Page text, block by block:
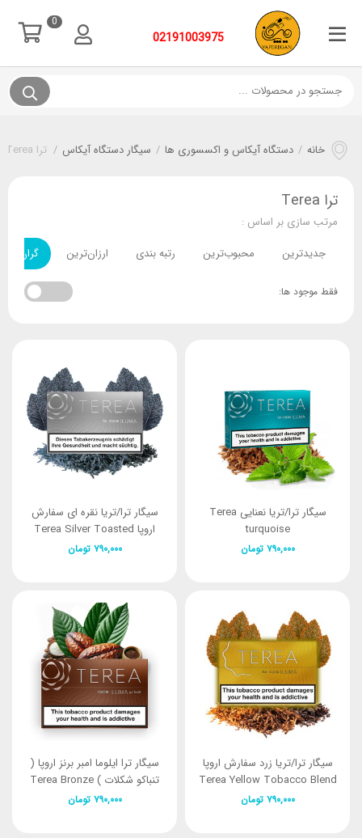
02191003975
0
خانه / دستگاه آیکاس و اکسسوری ها / سیگار دستگاه آیکاس / ترا Terea
ترا Terea
مرتب سازی بر اساس :
جدیدترین
محبوب‌ترین رتبه بندی ارزان‌ترین
فقط موجود ها:
سیگار ترا/تریا نعنایی Terea
turquoise
تومان۷۹۰,۰۰۰
سیگار ترا/تریا نقره ای سفارش
اروپا Terea Silver Toasted
Tobacco & Spicy Herbs
تومان۷۹۰,۰۰۰
سیگار ترا/تریا زرد سفارش اروپا
Terea Yellow Tobacco Blend
And Mild spicy
تومان۷۹۰,۰۰۰
سیگار ترا ایلوما امبر برنز اروپا (
تنباکو شکلات ) Terea Bronze
Europeتومان۷۹۰,۰۰۰